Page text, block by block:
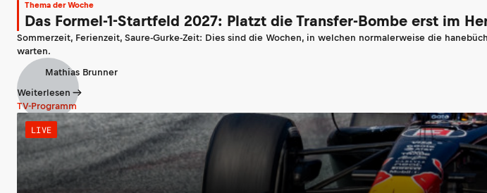
Thema der Woche
Das Formel-1-Startfeld 2027: Platzt die Transfer-Bombe erst im
Sommerzeit, Ferienzeit, Saure-Gurke-Zeit: Dies sind die Wochen, in welchen normalerweise die
warten.
Mathias Brunner
Weiterlesen
TV-Programm
LIVE